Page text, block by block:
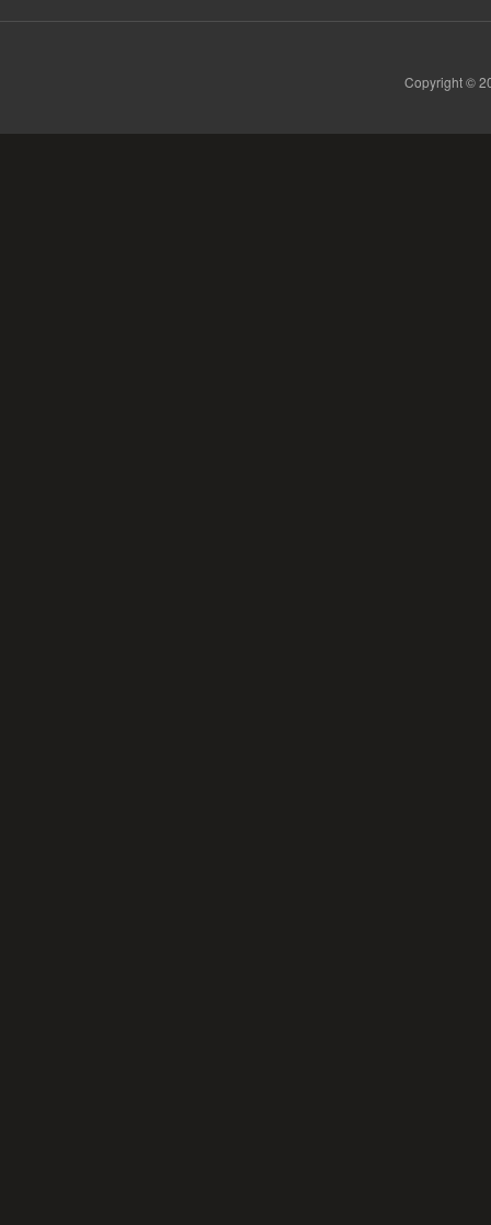
Copyright ©